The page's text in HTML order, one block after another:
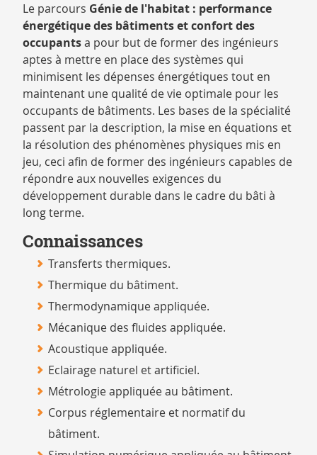
Le parcours Génie de l'habitat : performance
énergétique des bâtiments et confortdes
occupantsa pour but de former des ingénieurs
aptes à mettre en place des systèmes qui
minimisent les dépenses énergétiques tout en
maintenant une qualité de vie optimale pour les
occupants de bâtiments. Les bases de la spécialité
passent par la description, la mise en équations et
la résolution des phénomènes physiques mis en
jeu, ceci afin de former des ingénieurs capables de
répondre aux nouvelles exigences du
développement durable dans le cadre du bâti à
long terme.
Connaissances
Transferts thermiques.
Thermique du bâtiment.
Thermodynamique appliquée.
Mécanique des fluides appliquée.
Acoustique appliquée.
Eclairage naturel et artificiel.
Métrologie appliquée au bâtiment.
Corpus réglementaire et normatif du
bâtiment.